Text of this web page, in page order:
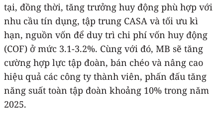
tại, đồng thời, tăng trưởng huy động phù hợp với
nhu cầu tín dụng, tập trung CASA và tối ưu kì
hạn, nguồn vốn để duy trì chi phí vốn huy động
(COF) ở mức 3.1-3.2%. Cùng với đó, MB sẽ tăng
cường hợp lực tập đoàn, bán chéo và nâng cao
hiệu quả các công ty thành viên, phấn đấu tăng
năng suất toàn tập đoàn khoảng 10% trong năm
2025.